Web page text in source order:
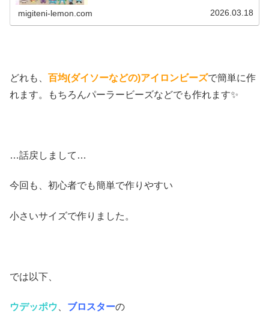
migiteni-lemon.com 2026.03.18
どれも、 百均(ダイソーなどの)アイロンビーズで簡単に作
れます。もちろんパーラービーズなどでも作れます✨
…話戻しまして…
今回も、初心者でも簡単で作りやすい
小さいサイズで作りました。
では以下、
ウデッポウ ブロスターの